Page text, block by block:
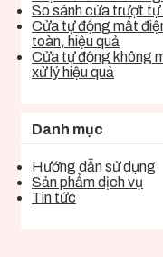
So sánh cửa trượt
Cửa tự động mất
toàn, hiệu quả
Cửa tự động không
xử lý hiệu quả
Danh mục
Hướng dẫn sử dụng
Sản phẩm dịch vụ
Tin tức